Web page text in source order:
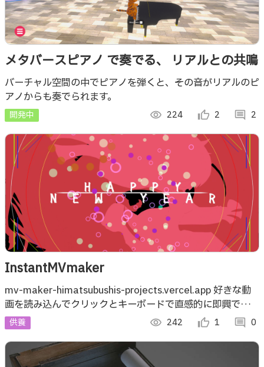
メタバースピアノ で奏でる、 リアルとの共鳴
バーチャル空間の中でピアノを弾くと、その音がリアルのピ
アノからも奏でられます。
開発中 visibility 224 thumb_up_alt 2 comment 2
InstantMVmaker
mv-maker-himatsubushis-projects.vercel.app 好きな動
画を読み込んでクリックとキーボードで直感的に即興でエフ
ェクトを付けよう！ PC専用 (今のところ)
供養 visibility 242 thumb_up_alt 1 comment 0